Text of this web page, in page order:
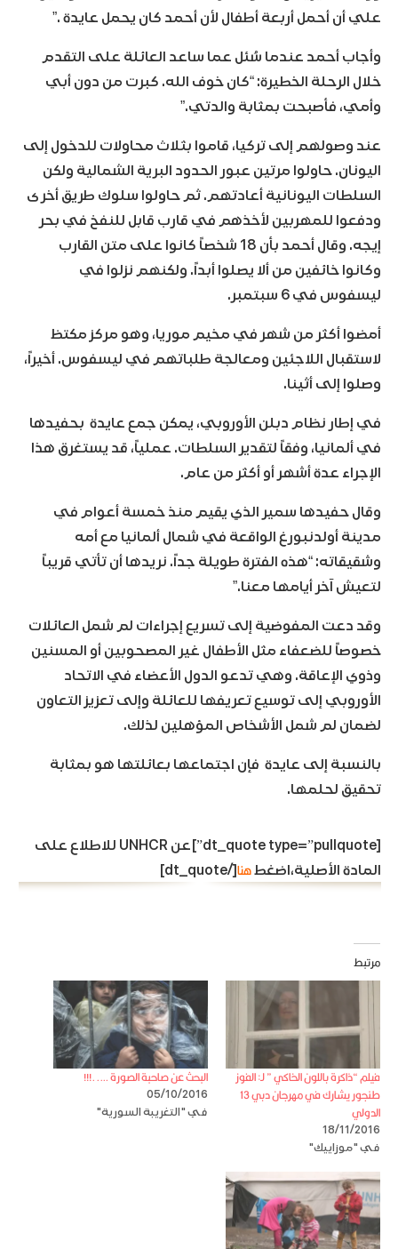
علي أن أحمل أربعة أطفال لأن أحمد كان يحمل عايدة .”
وأجاب أحمد عندما سُئل عما ساعد العائلة على التقدم
خلال الرحلة الخطيرة: “كان خوف الله. كبرت من دون أبي
وأمي، فأصبحت بمثابة والدتي.”
عند وصولهم إلى تركيا، قاموا بثلاث محاولات للدخول إلى
اليونان. حاولوا مرتين عبور الحدود البرية الشمالية ولكن
السلطات اليونانية أعادتهم. ثم حاولوا سلوك طريق أخرى
ودفعوا للمهربين لأخذهم في قارب قابل للنفخ في بحر
إيجه. وقال أحمد بأن 18 شخصاً كانوا على متن القارب
وكانوا خائفين من ألا يصلوا أبداً. ولكنهم نزلوا في
ليسفوس في 6 سبتمبر.
أمضوا أكثر من شهر في مخيم موريا، وهو مركز مكتظ
لاستقبال اللاجئين ومعالجة طلباتهم في ليسفوس. أخيراً،
وصلوا إلى أثينا.
في إطار نظام دبلن الأوروبي، يمكن جمع عايدة بحفيدها
في ألمانيا، وفقاً لتقدير السلطات. عملياً، قد يستغرق هذا
الإجراء عدة أشهر أو أكثر من عام.
وقال حفيدها سمير الذي يقيم منذ خمسة أعوام في
مدينة أولدنبورغ الواقعة في شمال ألمانيا مع أمه
وشقيقاته: “هذه الفترة طويلة جداً. نريدها أن تأتي قريباً
لتعيش آخر أيامها معنا.”
وقد دعت المفوضية إلى تسريع إجراءات لم شمل العائلات
خصوصاً للضعفاء مثل الأطفال غير المصحوبين أو المسنين
وذوي الإعاقة. وهي تدعو الدول الأعضاء في الاتحاد
الأوروبي إلى توسيع تعريفها للعائلة وإلى تعزيز التعاون
لضمان لم شمل الأشخاص المؤهلين لذلك.
بالنسبة إلى عايدة فإن اجتماعها بعائلتها هو بمثابة
تحقيق لحلمها.
[dt_quote type=”pullquote”]عن UNHCR للاطلاع على
المادة الأصلية،اضغطهنا[/dt_quote]
مرتبط
فيلم “ذاكرة باللون الخاكي ” لـ: الفوز
طنجور يشارك في مهرجان دبي 13
الدولي
18/11/2016
في "موزاييك"
البحث عن صاحبة الصورة …..!!!
05/10/2016
في "التغريبة السورية"